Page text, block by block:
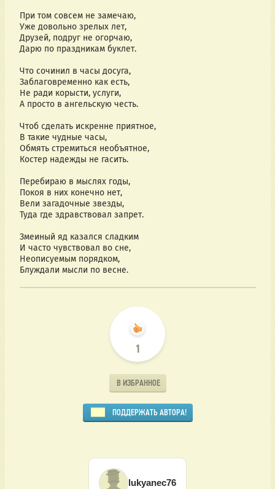
При том совсем не замечаю,
Уже довольно зрелых лет,
Друзей, подруг не огорчаю,
Дарю по праздникам буклет.
Что сочинил в часы досуга,
Заблаговременно как есть,
Не ради корысти, услуги,
А просто в ангельскую честь.
Чтоб сделать искренне приятное,
В такие чудные часы,
Обмять стремиться необъятное,
Костер надежды не гасить.
Перебираю в мыслях годы,
Покоя в них конечно нет,
Вели загадочные звезды,
Туда где здравствовал запрет.
Змеиный яд казался сладким
И часто чувствовал во сне,
Неописуемым порядком,
Блуждали мысли по весне.
1
В ИЗБРАННОЕ
ПОДДЕРЖАТЬ АВТОРА!
lukyanec76